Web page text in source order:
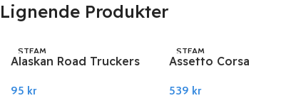
Lignende Produkter
STEAM
Alaskan Road Truckers
95 kr
STEAM
Assetto Corsa
Pack PC Steam
539 kr